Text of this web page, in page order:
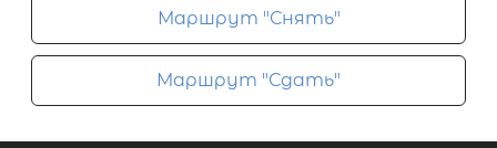
Маршрут "Снять"
Маршрут "Сдать"